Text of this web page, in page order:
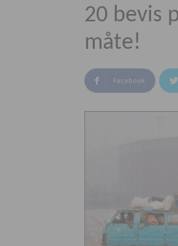
20 bevis
måte!
Facebook